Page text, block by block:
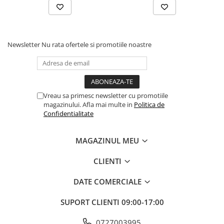
Balonul se livreaza neumflat.
Setul contine un pai transparent pentru umflare balonului
Poate fi umflat cu aer sau heliu.
Pentru a prelungi durata de viața a balonului, evita expunerea
experiența speciala, plina de culoare și eleganța!
Newsletter Nu rata ofertele si promotiile noastre
Vreau sa primesc newsletter cu promotiile
magazinului. Afla mai multe in Politica de
Confidentialitate
MAGAZINUL MEU
CLIENTI
DATE COMERCIALE
SUPORT CLIENTI 09:00-17:00